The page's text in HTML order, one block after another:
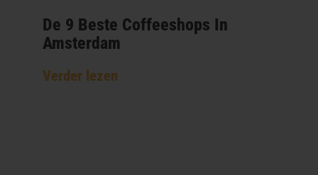
De 9 Beste Coffeeshops In
Amsterdam
Verder lezen